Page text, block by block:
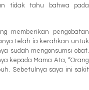
tidak tahu bahwa pada
memberikan pengobatan
telah ia kerahkan untuk
sudah mengonsumsi obat.
kepada Mama Ata, “Orang
Sebetulnya saya ini sakit